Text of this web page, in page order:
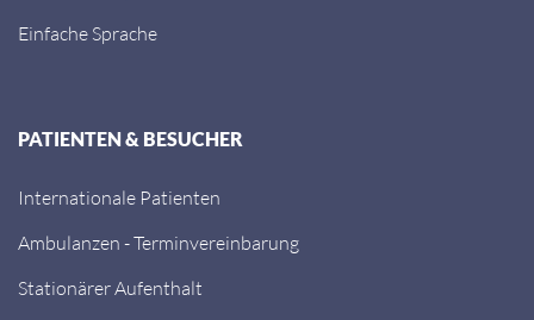
Einfache Sprache
PATIENTEN & BESUCHER
Internationale Patienten
Ambulanzen - Terminvereinbarung
Stationärer Aufenthalt